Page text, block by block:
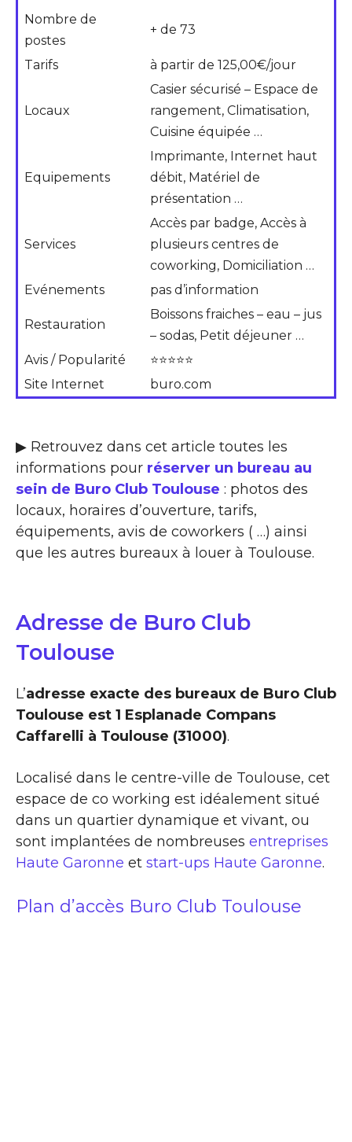
Nombre de
postes
+ de 73
Tarifs à partir de 125,00€/jour
Locaux
Casier sécurisé – Espace de
rangement, Climatisation,
Cuisine équipée …
Equipements
Imprimante, Internet haut
débit, Matériel de
présentation …
Services
Accès par badge, Accès à
plusieurs centres de
coworking, Domiciliation …
Evénements
pas d’information
Restauration
Boissons fraiches – eau – jus
– sodas, Petit déjeuner …
Avis / Popularité
⭐⭐⭐⭐⭐
Site Internet
buro.com
▶ Retrouvez dans cet article toutes les
informations pour réserver un bureau au
sein de Buro Club Toulouse : photos des
locaux, horaires d’ouverture, tarifs,
équipements, avis de coworkers ( …) ainsi
que les autres bureaux à louer à Toulouse.
Adresse de Buro Club
Toulouse
L’adresse exacte des bureaux de Buro Club
Toulouse est 1 Esplanade Compans
Caffarelli à Toulouse (31000).
Localisé dans le centre-ville de Toulouse, cet
espace de co working est idéalement situé
dans un quartier dynamique et vivant, ou
sont implantées de nombreuses entreprises
Haute Garonne et start-ups Haute Garonne.
Plan d’accès Buro Club Toulouse